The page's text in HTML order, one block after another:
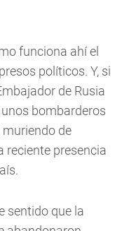
funciona ahí el
políticos. Y, si
de Rusia
bombarderos
muriendo de
reciente presencia
sentido que la